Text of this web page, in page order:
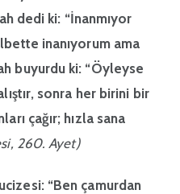
dedi ki: “İnanmıyor
inanıyorum ama
buyurdu ki: “Öyleyse
sonra her birini bir
çağır; hızla sana
260. Ayet)
“Ben çamurdan